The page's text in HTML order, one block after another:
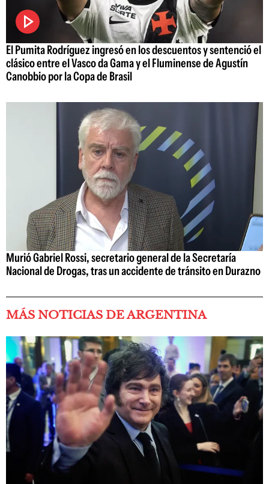
El Pumita Rodríguez ingresó en los descuentos y sentenció el
clásico entre el Vasco da Gama y el Fluminense de Agustín
Canobbio por la Copa de Brasil
Murió Gabriel Rossi, secretario general de la Secretaría
Nacional de Drogas, tras un accidente de tránsito en Durazno
MÁS NOTICIAS DE ARGENTINA